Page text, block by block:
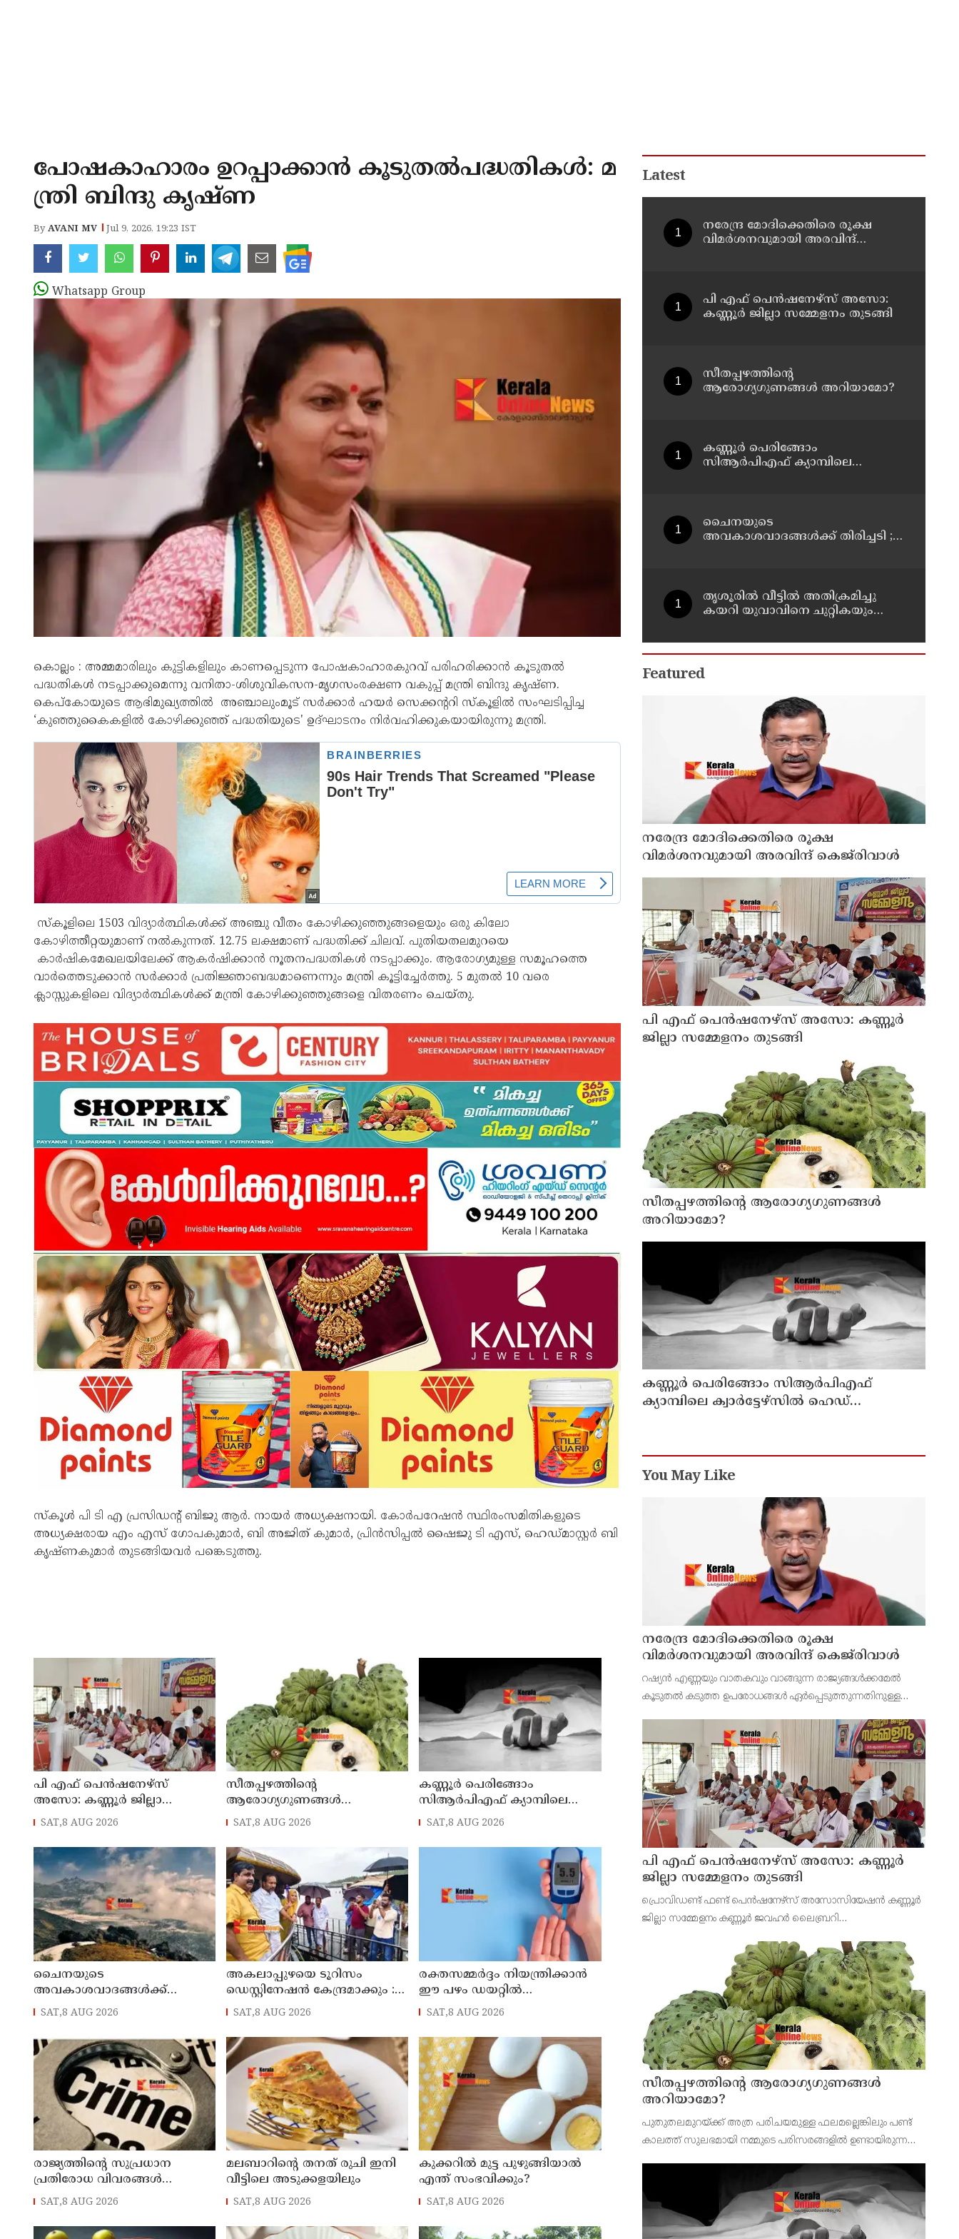
പോഷകാഹാരം ഉറപ്പാക്കാൻ കൂടുതൽപദ്ധതികൾ: മ
ന്ത്രി ബിന്ദു കൃഷ്ണ
ByAVANI MV Jul 9, 2026, 19:23 IST
Whatsapp Group
കൊല്ലം : അമ്മമാരിലും കുട്ടികളിലും കാണപ്പെടുന്ന പോഷകാഹാരകുറവ് പരിഹരിക്കാൻ കൂടുതൽ
പദ്ധതികൾ നടപ്പാക്കുമെന്നു വനിതാ-ശിശുവികസന-മൃഗസംരക്ഷണ വകുപ്പ് മന്ത്രി ബിന്ദു കൃഷ്ണ.
കെപ്കോയുടെ ആഭിമുഖ്യത്തിൽ അഞ്ചാലുംമൂട് സർക്കാർ ഹയർ സെക്കന്ററി സ്‌കൂളിൽ സംഘടിപ്പിച്ച
‘കുഞ്ഞുകൈകളിൽ കോഴിക്കുഞ്ഞ് പദ്ധതിയുടെ' ഉദ്ഘാടനം നിർവഹിക്കുകയായിരുന്നു മന്ത്രി.
സ്‌കൂളിലെ 1503 വിദ്യാർത്ഥികൾക്ക് അഞ്ചു വീതം കോഴിക്കുഞ്ഞുങ്ങളെയും ഒരു കിലോ
കോഴിത്തീറ്റയുമാണ് നൽകുന്നത്. 12.75 ലക്ഷമാണ് പദ്ധതിക്ക് ചിലവ്. പുതിയതലമുറയെ
കാർഷികമേഖലയിലേക്ക് ആകർഷിക്കാൻ നൂതനപദ്ധതികൾ നടപ്പാക്കും. ആരോഗ്യമുള്ള സമൂഹത്തെ
വാർത്തെടുക്കാൻ സർക്കാർ പ്രതിജ്ഞാബദ്ധമാണെന്നും മന്ത്രി കൂട്ടിച്ചേർത്തു. 5 മുതൽ 10 വരെ
ക്ലാസ്സുകളിലെ വിദ്യാർത്ഥികൾക്ക് മന്ത്രി കോഴിക്കുഞ്ഞുങ്ങളെ വിതരണം ചെയ്തു.
സ്‌കൂൾ പി ടി എ പ്രസിഡന്റ് ബിജു ആർ. നായർ അധ്യക്ഷനായി. കോർപറേഷൻ സ്ഥിരംസമിതികളുടെ
അധ്യക്ഷരായ എം എസ് ഗോപകുമാർ, ബി അജിത് കുമാർ, പ്രിൻസിപ്പൽ ഷൈജു ടി എസ്, ഹെഡ്മാസ്റ്റർ ബി
കൃഷ്ണകുമാർ തുടങ്ങിയവർ പങ്കെടുത്തു.
പി എഫ് പെൻഷനേഴ്സ്
അസോ: കണ്ണൂർ ജില്ലാ
സമ്മേളനം തുടങ്ങി
SAT,8 AUG 2026
സീതപ്പഴത്തിന്റെ
ആരോഗ്യഗുണങ്ങൾ
അറിയാമോ?
SAT,8 AUG 2026
കണ്ണൂര്‍ പെരിങ്ങോം
സിആര്‍പിഎഫ് ക്യാമ്പിലെ
ക്വാര്‍ട്ടേഴ്സില്‍ ഹെഡ്
നിലയില്‍ കണ്ടെത്തി
SAT,8 AUG 2026
ചൈനയുടെ
അവകാശവാദങ്ങൾക്ക്
തിരിച്ചടി ; അരുണാചൽ
പ്രദേശിലെ 27 സ്ഥലങ്ങൾക്ക്
ഔദ്യോഗിക പേരുകൾ നൽകി
ഇന്ത്യ
SAT,8 AUG 2026
അകലാപ്പുഴയെ ടൂറിസം
ഡെസ്റ്റിനേഷന്‍ കേന്ദ്രമാക്കും :
മന്ത്രി പി.സി വിഷ്ണുനാഥ്
SAT,8 AUG 2026
രക്തസമ്മർദ്ദം നിയന്ത്രിക്കാൻ
ഈ പഴം ഡയറ്റിൽ
ഉൾപ്പെടുത്താം
SAT,8 AUG 2026
രാജ്യത്തിന്റെ സുപ്രധാന
പ്രതിരോധ വിവരങ്ങൾ
പാകിസ്ഥാന് ചോർത്തി നൽകി ;
ഉന്നത ഉദ്യോഗസ്ഥൻ അറസ്റ്റിൽ
SAT,8 AUG 2026
മലബാറിന്റെ തനത് രുചി ഇനി
വീട്ടിലെ അടുക്കളയിലും
SAT,8 AUG 2026
കുക്കറിൽ മുട്ട പുഴുങ്ങിയാൽ
എന്ത് സംഭവിക്കും?
SAT,8 AUG 2026
Latest
നരേന്ദ്ര മോദിക്കെതിരെ രൂക്ഷ
വിമർശനവുമായി അരവിന്ദ്
പി എഫ് പെൻഷനേഴ്സ് അസോ:
കണ്ണൂർ ജില്ലാ സമ്മേളനം തുടങ്ങി
സീതപ്പഴത്തിന്റെ
ആരോഗ്യഗുണങ്ങൾ അറിയാമോ?
കണ്ണൂര്‍ പെരിങ്ങോം
സിആര്‍പിഎഫ് ക്യാമ്പിലെ
ചൈനയുടെ
അവകാശവാദങ്ങൾക്ക് തിരിച്ചടി ;
തൃശൂരിൽ വീട്ടിൽ അതിക്രമിച്ചു
കയറി യുവാവിനെ ചുറ്റികയും
തലക്കടിച്ച് കൊലപ്പെടുത്താൻ
ശ്രമിച്ച കേസ് : രണ്ടു പേർ പിടിയിൽ
Featured
നരേന്ദ്ര മോദിക്കെതിരെ രൂക്ഷ
വിമർശനവുമായി അരവിന്ദ് കെജ്‌രിവാൾ
പി എഫ് പെൻഷനേഴ്സ് അസോ: കണ്ണൂർ
ജില്ലാ സമ്മേളനം തുടങ്ങി
സീതപ്പഴത്തിന്റെ ആരോഗ്യഗുണങ്ങൾ
അറിയാമോ?
കണ്ണൂര്‍ പെരിങ്ങോം സിആര്‍പിഎഫ്
ക്യാമ്പിലെ ക്വാര്‍ട്ടേഴ്സില്‍ ഹെഡ്
You May Like
നരേന്ദ്ര മോദിക്കെതിരെ രൂക്ഷ
വിമർശനവുമായി അരവിന്ദ് കെജ്‌രിവാൾ
റഷ്യൻ എണ്ണയും വാതകവും വാങ്ങുന്ന രാജ്യങ്ങൾക്കമേൽ
കൂടുതൽ കടുത്ത ഉപരോധങ്ങൾ ഏർപ്പെടുത്തുന്നതിനുള്ള
നടത്തുന്നതിനിടെ, ഇന്ത്യൻ പ്രധാനമന്ത്രി നരേന്ദ്ര
മോദിക്കെതിരെ രൂക്ഷ
പി എഫ് പെൻഷനേഴ്സ് അസോ: കണ്ണൂർ
ജില്ലാ സമ്മേളനം തുടങ്ങി
പ്രൊവിഡണ്ട് ഫണ്ട് പെൻഷനേഴ്സ് അസോസിയേഷൻ കണ്ണൂർ
ജില്ലാ സമ്മേളനം കണ്ണൂർ ജവഹർ ലൈബ്രറി
ചെയ്തു. പ്രസിഡണ്ട് പി ഭരതൻ അദ്ധ്യക്ഷത വഹിച്ചു.
സീതപ്പഴത്തിന്റെ ആരോഗ്യഗുണങ്ങൾ
അറിയാമോ?
പുതുതലമുറയ്ക്ക് അത്ര പരിചയമുള്ള ഫലമല്ലെങ്കിലും പണ്ട്
കാലത്ത് സുലഭമായി നമ്മുടെ പരിസരങ്ങളിൽ ഉണ്ടായിരുന്ന
ആസ്ത്മ അടക്കമുള്ള പ്രശ്‌നങ്ങൾക്കും സീതപ്പഴം ഗുണകര